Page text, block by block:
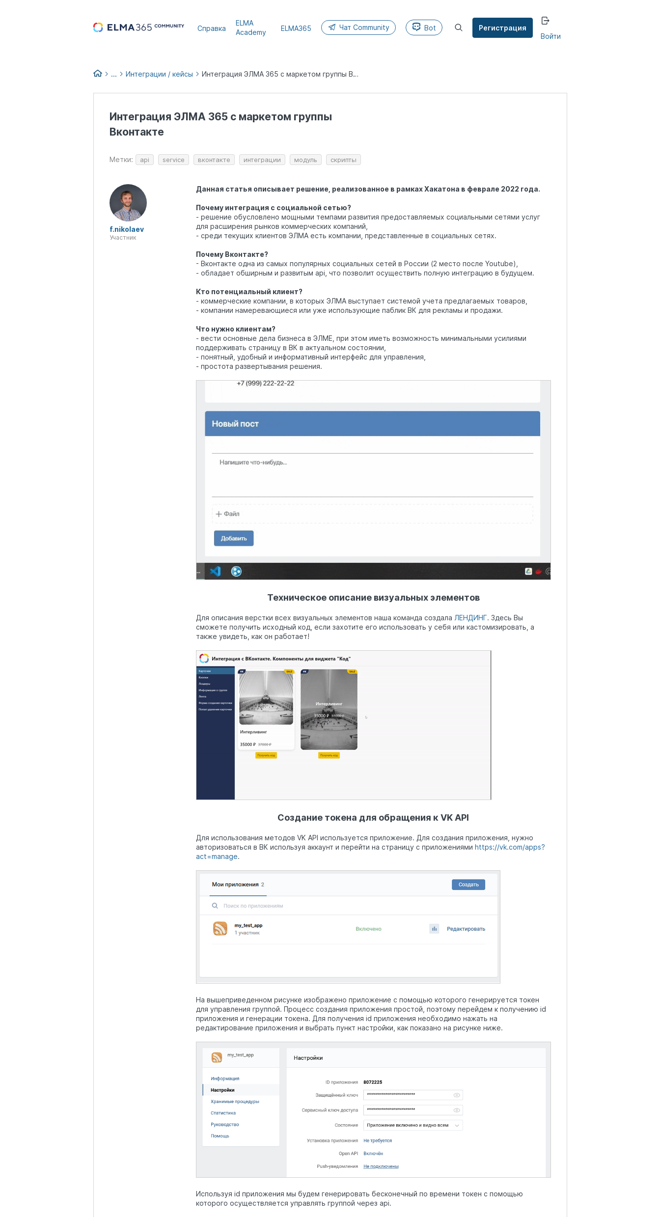
Справка
ELMA
Academy
ELMA365 Чат Community Bot
Регистрация
Войти
...
База знаний по продуктам
Интеграции / кейсы Интеграция ЭЛМА 365 с маркетом группы Вконтакте
Интеграция ЭЛМА 365 с маркетом группы
Вконтакте
Метки: api service вконтакте интеграции модуль скрипты
f.nikolaev
Участник
Данная статья описывает решение, реализованное в рамках Хакатона в феврале 2022 года.
Почему интеграция с социальной сетью?
- решение обусловлено мощными темпами развития предоставляемых социальными сетями услуг
для расширения рынков коммерческих компаний,
- среди текущих клиентов ЭЛМА есть компании, представленные в социальных сетях.
Почему Вконтакте?
- Вконтакте одна из самых популярных социальных сетей в России (2 место после Youtube),
- обладает обширным и развитым api, что позволит осуществить полную интеграцию в будущем.
Кто потенциальный клиент?
- коммерческие компании, в которых ЭЛМА выступает системой учета предлагаемых товаров,
- компании намеревающиеся или уже использующие паблик ВК для рекламы и продажи.
Что нужно клиентам?
- вести основные дела бизнеса в ЭЛМЕ, при этом иметь возможность минимальными усилиями
поддерживать страницу в ВК в актуальном состоянии,
- понятный, удобный и информативный интерфейс для управления,
- простота развертывания решения.
Техническое описание визуальных элементов
Для описания верстки всех визуальных элементов наша команда создала ЛЕНДИНГ. Здесь Вы
сможете получить исходный код, если захотите его использовать у себя или кастомизировать, а
также увидеть, как он работает!
Создание токена для обращения к VK API
Для использования методов VK API используется приложение. Для создания приложения, нужно
авторизоваться в ВК используя аккаунт и перейти на страницу с приложениями https://vk.com/apps?
act=manage.
На вышеприведенном рисунке изображено приложение с помощью которого генерируется токен
для управления группой. Процесс создания приложения простой, поэтому перейдем к получению id
приложения и генерации токена. Для получения id приложения необходимо нажать на
редактирование приложения и выбрать пункт настройки, как показано на рисунке ниже.
Используя id приложения мы будем генерировать бесконечный по времени токен с помощью
которого осуществляется управлять группой через api.